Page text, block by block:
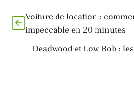
Voiture de location :
impeccable en 20 minutes
Deadwood et Low Bob :